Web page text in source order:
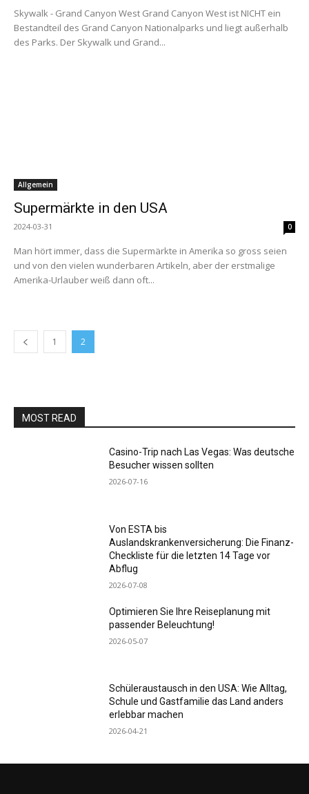
Skywalk - Grand Canyon West Grand Canyon West ist NICHT ein
Bestandteil des Grand Canyon Nationalparks und liegt außerhalb
des Parks. Der Skywalk und Grand...
Allgemein
Supermärkte in den USA
2024-03-31 0
Man hört immer, dass die Supermärkte in Amerika so gross seien
und von den vielen wunderbaren Artikeln, aber der erstmalige
Amerika-Urlauber weiß dann oft...
1 2
MOST READ
Casino-Trip nach Las Vegas: Was deutsche
Besucher wissen sollten
2026-07-16
Von ESTA bis
Auslandskrankenversicherung: Die Finanz-
Checkliste für die letzten 14 Tage vor
Abflug
2026-07-08
Optimieren Sie Ihre Reiseplanung mit
passender Beleuchtung!
2026-05-07
Schüleraustausch in den USA: Wie Alltag,
Schule und Gastfamilie das Land anders
erlebbar machen
2026-04-21